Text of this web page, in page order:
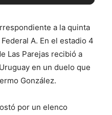
a la quinta
A. En el estadio 4
Las Parejas recibió a
en un duelo que
González.
por un elenco